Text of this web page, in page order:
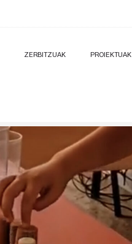
ZERBITZUAK PROIEKTUAK